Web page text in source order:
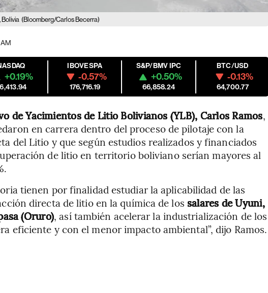
Bolivia (Bloomberg/Carlos Becerra)
AM
+0.19%
IBOVESPA
-0.57%
176,716.19
S&P/BMV IPC
+0.50%
66,858.24
BTC/USD
-0.13%
64,700.77
de Yacimientos de Litio Bolivianos (YLB), Carlos Ramos,
en carrera dentro del proceso de pilotaje con la
del Litio y que según estudios realizados y financiados
de litio en territorio boliviano serían mayores al
tienen por finalidad estudiar la aplicabilidad de las
directa de litio en la química de los salares de Uyuni,
(Oruro), así también acelerar la industrialización de los
eficiente y con el menor impacto ambiental”, dijo Ramos.